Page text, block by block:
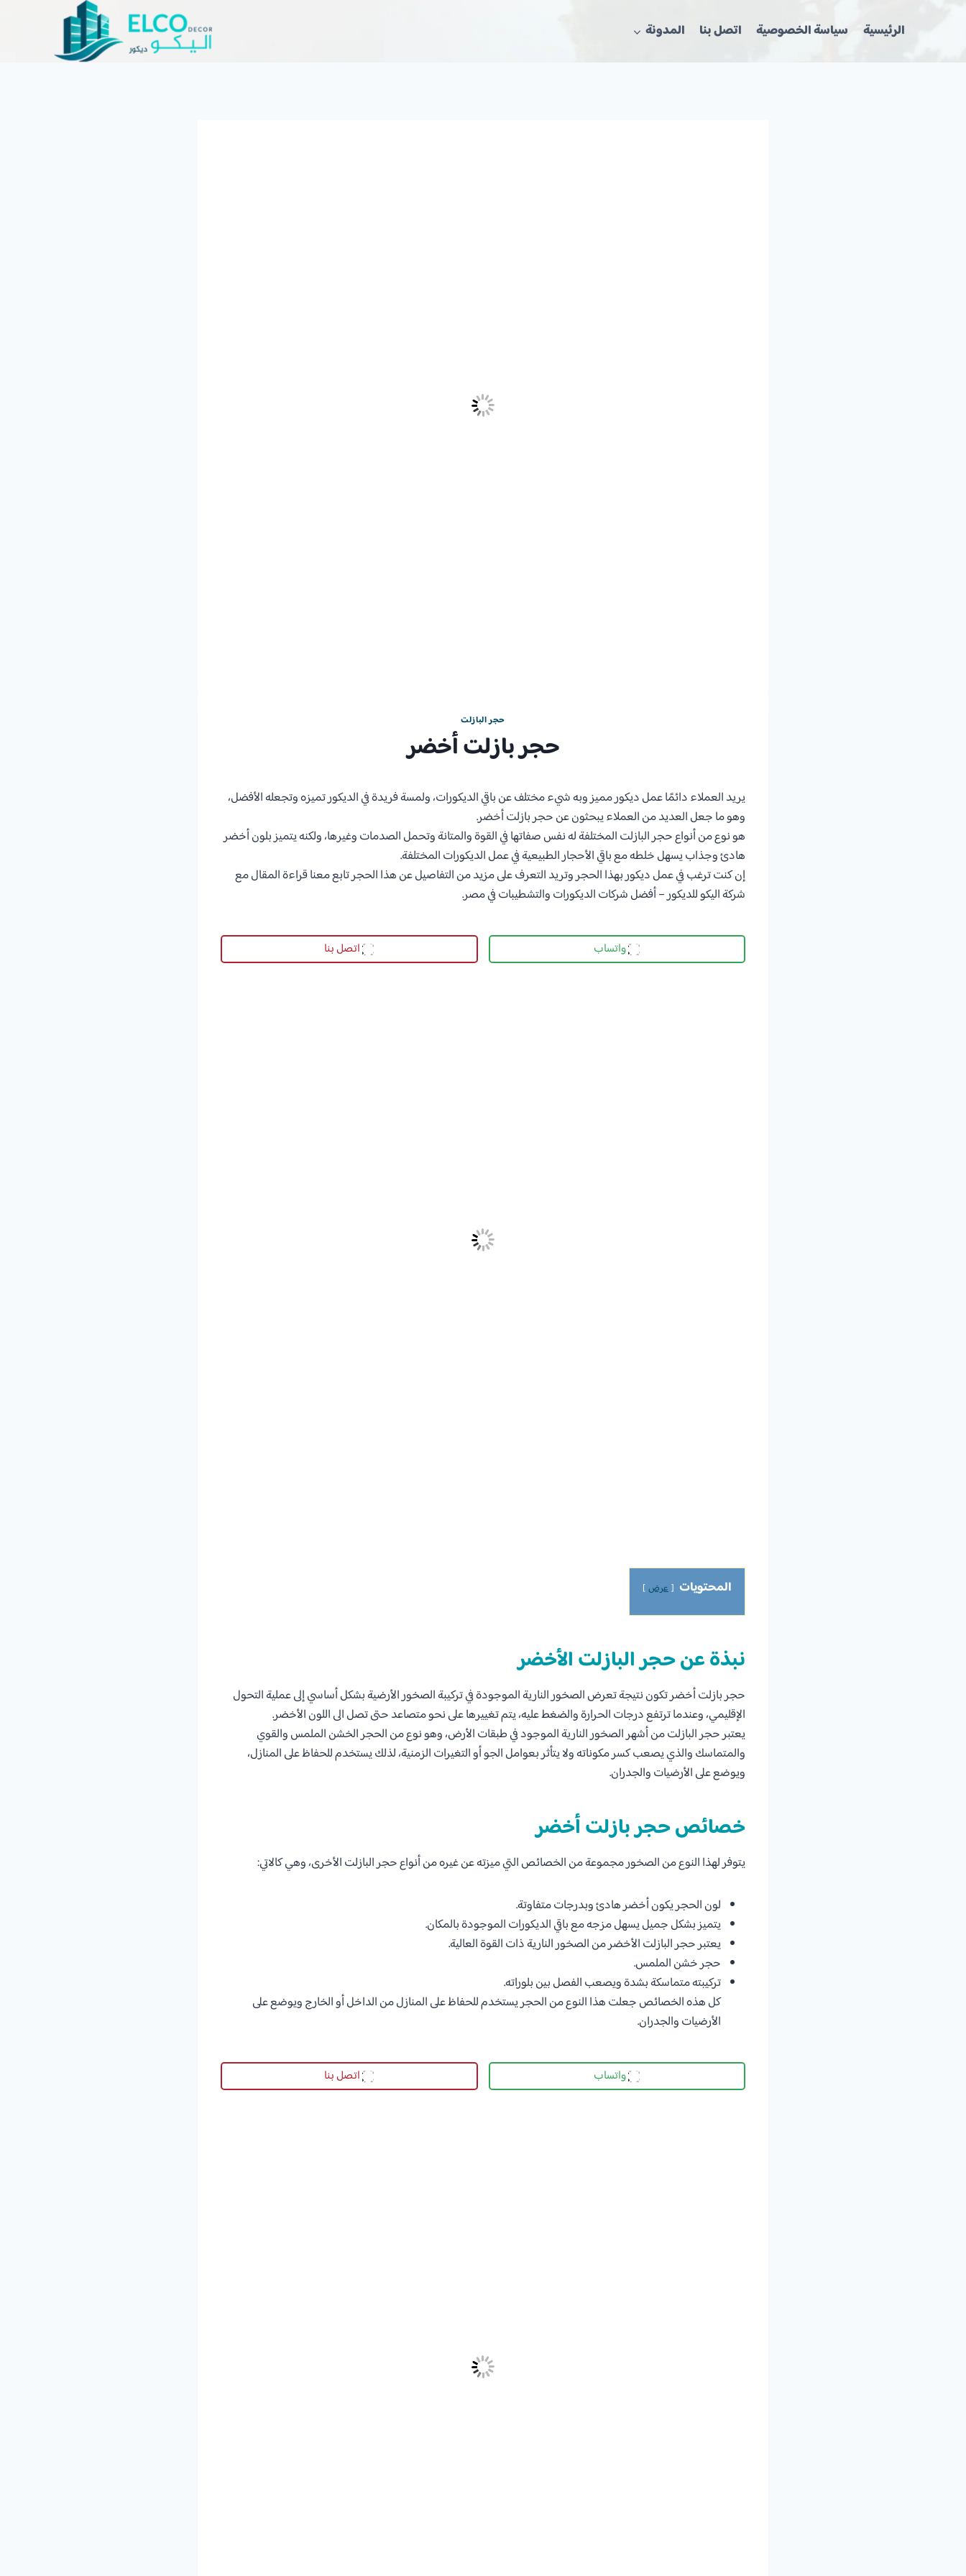
الرئيسية سياسة الخصوصية اتصل بنا المدونة
حجر البازلت
حجر بازلت أخضر
يريد العملاء دائمًا عمل ديكور مميز وبه شيء مختلف عن باقي الديكورات، ولمسة فريدة في الديكور تميزه وتجعله الأفضل،
وهو ما جعل العديد من العملاء يبحثون عن حجر بازلت أخضر.
هو نوع من أنواع حجر البازلت المختلفة له نفس صفاتها في القوة والمتانة وتحمل الصدمات وغيرها، ولكنه يتميز بلون أخضر
هادئ وجذاب يسهل خلطه مع باقي الأحجار الطبيعية في عمل الديكورات المختلفة.
إن كنت ترغب في عمل ديكور بهذا الحجر وتريد التعرف على مزيد من التفاصيل عن هذا الحجر تابع معنا قراءة المقال مع
شركة اليكو للديكور – أفضل شركات الديكورات والتشطيبات في مصر.
واتساب اتصل بنا
المحتويات عرض
نبذة عن حجر البازلت الأخضر
حجر بازلت أخضر تكون نتيجة تعرض الصخور النارية الموجودة في تركيبة الصخور الأرضية بشكل أساسي إلى عملية التحول
الإقليمي، وعندما ترتفع درجات الحرارة والضغط عليه، يتم تغييرها على نحو متصاعد حتى تصل الى اللون الأخضر.
يعتبر حجر البازلت من أشهر الصخور النارية الموجود في طبقات الأرض، وهو نوع من الحجر الخشن الملمس والقوي
والمتماسك والذي يصعب كسر مكوناته ولا يتأثر بعوامل الجو أو التغيرات الزمنية، لذلك يستخدم للحفاظ على المنازل،
ويوضع على الأرضيات والجدران.
خصائص حجر بازلت أخضر
يتوفر لهذا النوع من الصخور مجموعة من الخصائص التي ميزته عن غيره من أنواع حجر البازلت الأخرى، وهي كالاتي:
لون الحجر يكون أخضر هادئ وبدرجات متفاوتة.
يتميز بشكل جميل يسهل مزجه مع باقي الديكورات الموجودة بالمكان.
يعتبر حجر البازلت الأخضر من الصخور النارية ذات القوة العالية.
حجر خشن الملمس.
تركيبته متماسكة بشدة ويصعب الفصل بين بلوراته.
كل هذه الخصائص جعلت هذا النوع من الحجر يستخدم للحفاظ على المنازل من الداخل أو الخارج ويوضع على
الأرضيات والجدران.
واتساب اتصل بنا